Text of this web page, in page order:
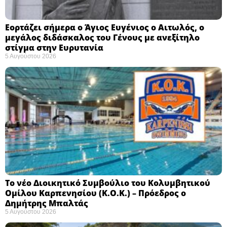
Εορτάζει σήμερα ο Άγιος Ευγένιος ο Αιτωλός, ο
μεγάλος διδάσκαλος του Γένους με ανεξίτηλο
στίγμα στην Ευρυτανία
5 Αυγούστου 2026
Το νέο Διοικητικό Συμβούλιο του Κολυμβητικού
Ομίλου Καρπενησίου (Κ.Ο.Κ.) – Πρόεδρος ο
Δημήτρης Μπαλτάς
5 Αυγούστου 2026